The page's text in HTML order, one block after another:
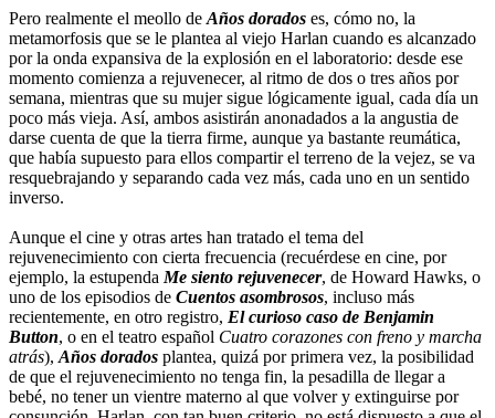
Pero realmente el meollo de Años dorados es, cómo no, la
metamorfosis que se le plantea al viejo Harlan cuando es alcanzado
por la onda expansiva de la explosión en el laboratorio: desde ese
momento comienza a rejuvenecer, al ritmo de dos o tres años por
semana, mientras que su mujer sigue lógicamente igual, cada día un
poco más vieja. Así, ambos asistirán anonadados a la angustia de
darse cuenta de que la tierra firme, aunque ya bastante reumática,
que había supuesto para ellos compartir el terreno de la vejez, se va
resquebrajando y separando cada vez más, cada uno en un sentido
inverso.
Aunque el cine y otras artes han tratado el tema del
rejuvenecimiento con cierta frecuencia (recuérdese en cine, por
ejemplo, la estupenda Me siento rejuvenecer, de Howard Hawks, o
uno de los episodios de Cuentos asombrosos, incluso más
recientemente, en otro registro, El curioso caso de Benjamin
Button, o en el teatro español Cuatro corazones con freno y marcha
atrás), Años dorados plantea, quizá por primera vez, la posibilidad
de que el rejuvenecimiento no tenga fin, la pesadilla de llegar a
bebé, no tener un vientre materno al que volver y extinguirse por